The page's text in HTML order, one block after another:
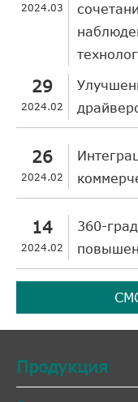
2024.03
29
2024.02
26
2024.02
14
2024.02
360-
Продукция